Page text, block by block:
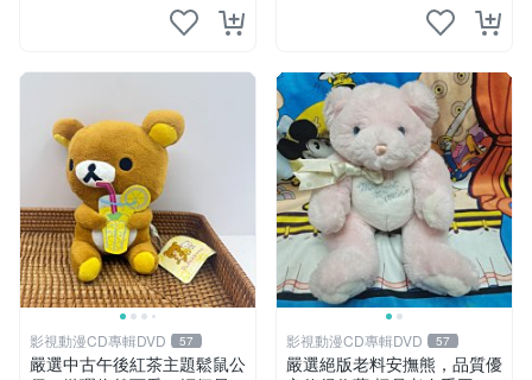
影視動漫CD專輯DVD 57
嚴選中古午後紅茶主題鬆鼠公
影視動漫CD專輯DVD 57
嚴選絕版老料安撫熊，品質優